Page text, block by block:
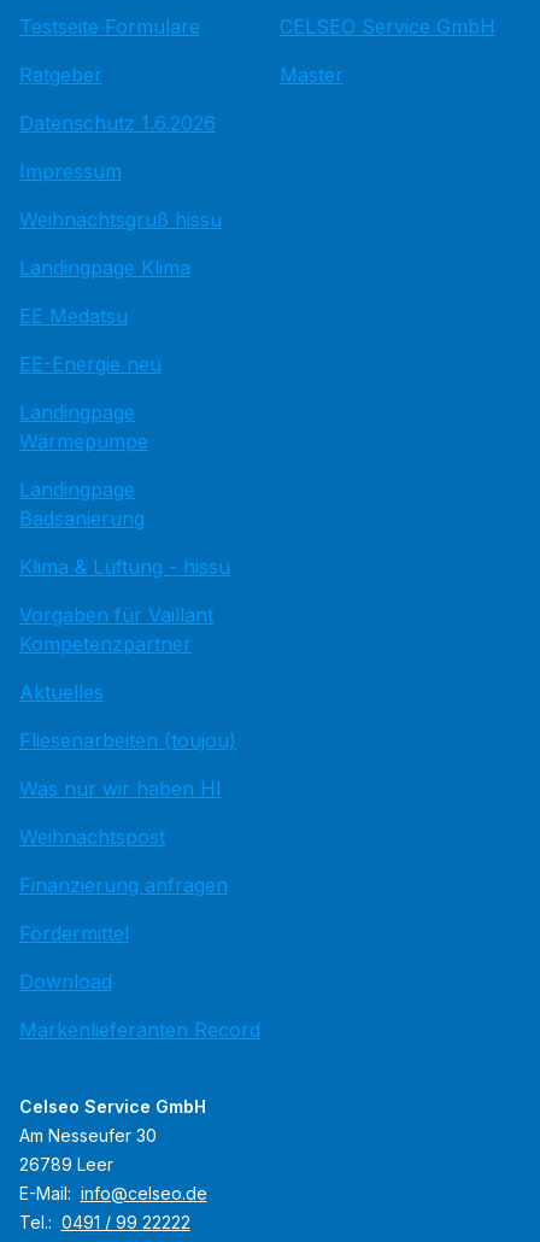
Testseite Formulare
Ratgeber
Datenschutz 1.6.2026
Impressum
Weihnachtsgruß hissu
Landingpage Klima
EE Medatsu
EE-Energie neu
Landingpage
Wärmepumpe
Landingpage
Badsanierung
Klima & Lüftung - hissu
Vorgaben für Vaillant
Kompetenzpartner
Aktuelles
Fliesenarbeiten (toujou)
Was nur wir haben HI
Weihnachtspost
Finanzierung anfragen
Fördermittel
Download
Markenlieferanten Record
CELSEO Service GmbH
Master
Celseo Service GmbH
Am Nesseufer 30
26789 Leer
E-Mail: info@celseo.de
Tel.: 0491 / 99 22222